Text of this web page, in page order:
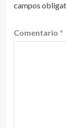
campos
Comentario *